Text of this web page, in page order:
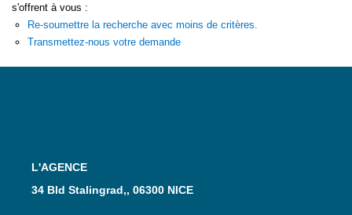
CONTACT
EN
s'offrent à vous :
Re-soumettre la recherche avec moins de critères.
Transmettez-nous votre demande
L'AGENCE
34 Bld Stalingrad,, 06300 NICE